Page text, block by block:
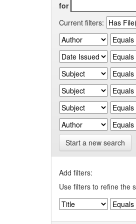
for
Current filters:
Start a new search
Add filters:
Use filters to refine the